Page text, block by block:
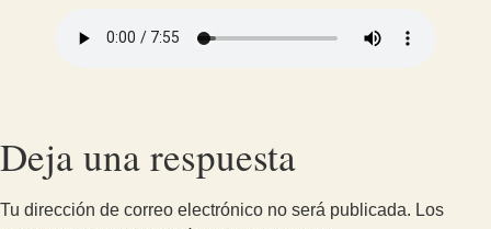
Deja una respuesta
Tu dirección de correo electrónico no será publicada. Los